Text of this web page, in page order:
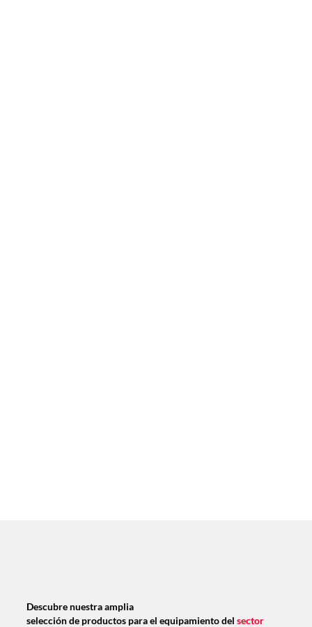
Descubre nuestra amplia
selección de productos para el equipamiento del sector